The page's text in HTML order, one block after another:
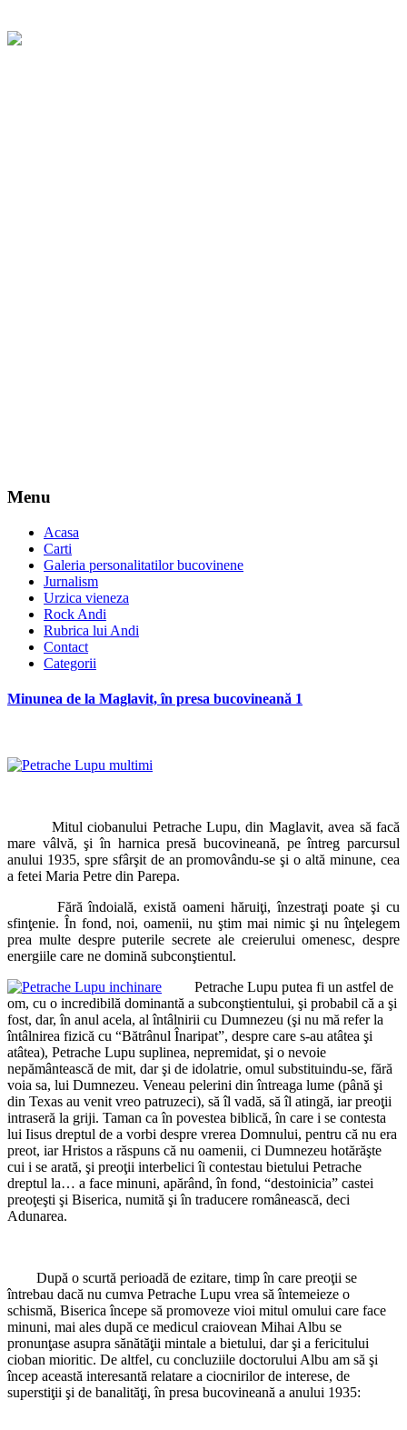
Menu
Acasa
Carti
Galeria personalitatilor bucovinene
Jurnalism
Urzica vieneza
Rock Andi
Rubrica lui Andi
Contact
Categorii
Minunea de la Maglavit, în presa bucovineană 1
Mitul ciobanului Petrache Lupu, din Maglavit, avea să facă
mare vâlvă, şi în harnica presă bucovineană, pe întreg parcursul
anului 1935, spre sfârşit de an promovându-se şi o altă minune, cea
a fetei Maria Petre din Parepa.
Fără îndoială, există oameni hăruiţi, înzestraţi poate şi cu
sfinţenie. În fond, noi, oamenii, nu ştim mai nimic şi nu înţelegem
prea multe despre puterile secrete ale creierului omenesc, despre
energiile care ne domină subconştientul.
Petrache Lupu putea fi un astfel de
om, cu o incredibilă dominantă a subconştientului, şi probabil că a şi
fost, dar, în anul acela, al întâlnirii cu Dumnezeu (şi nu mă refer la
întâlnirea fizică cu “Bătrânul Înaripat”, despre care s-au atâtea şi
atâtea), Petrache Lupu suplinea, nepremidat, şi o nevoie
nepământească de mit, dar şi de idolatrie, omul substituindu-se, fără
voia sa, lui Dumnezeu. Veneau pelerini din întreaga lume (până şi
din Texas au venit vreo patruzeci), să îl vadă, să îl atingă, iar preoţii
intraseră la griji. Taman ca în povestea biblică, în care i se contesta
lui Iisus dreptul de a vorbi despre vrerea Domnului, pentru că nu era
preot, iar Hristos a răspuns că nu oamenii, ci Dumnezeu hotărăşte
cui i se arată, şi preoţii interbelici îi contestau bietului Petrache
dreptul la… a face minuni, apărând, în fond, “destoinicia” castei
preoţeşti şi Biserica, numită şi în traducere românească, deci
Adunarea.
După o scurtă perioadă de ezitare, timp în care preoţii se
întrebau dacă nu cumva Petrache Lupu vrea să întemeieze o
schismă, Biserica începe să promoveze vioi mitul omului care face
minuni, mai ales după ce medicul craiovean Mihai Albu se
pronunţase asupra sănătăţii mintale a bietului, dar şi a fericitului
cioban mioritic. De altfel, cu concluziile doctorului Albu am să şi
încep această interesantă relatare a ciocnirilor de interese, de
superstiţii şi de banalităţi, în presa bucovineană a anului 1935: